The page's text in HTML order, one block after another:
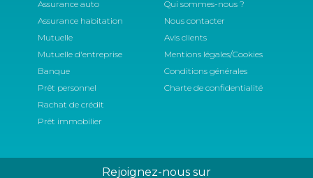
Assurance auto
Assurance habitation
Mutuelle
Mutuelle d'entreprise
Banque
Prêt personnel
Rachat de crédit
Prêt immobilier
Qui sommes-nous ?
Nous contacter
Avis clients
Mentions légales/Cookies
Conditions générales
Charte de confidentialité
Rejoignez-nous sur